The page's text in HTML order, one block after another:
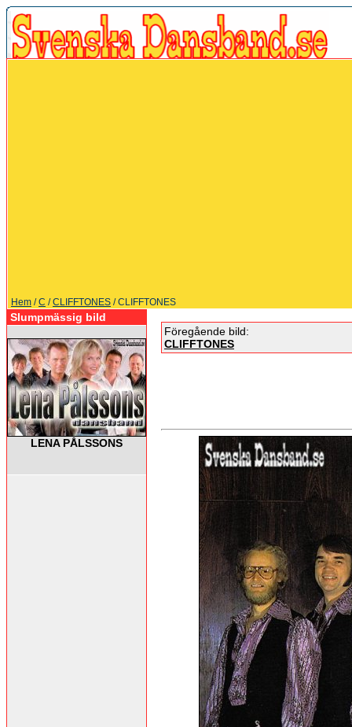
Hem /C /CLIFFTONES / CLIFFTONES
Slumpmässig bild
LENA PÅLSSONS
Föregående bild:
CLIFFTONES